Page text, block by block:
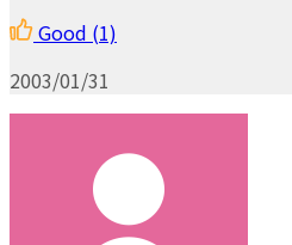
Good (1)
2003/01/31